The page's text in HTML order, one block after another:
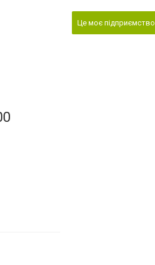
Це моє підприємство